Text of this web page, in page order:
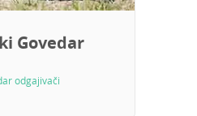
Govedar
odgajivači